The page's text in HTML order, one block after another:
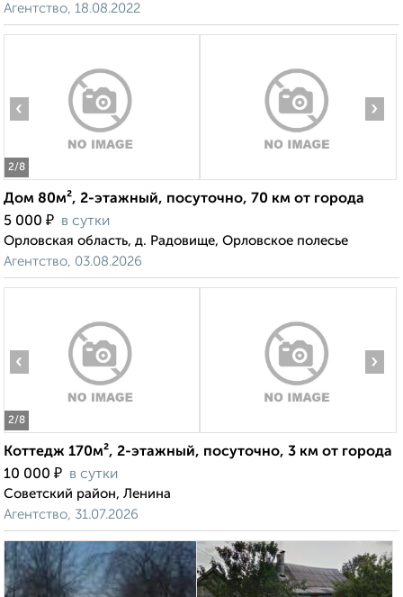
Агентство, 18.08.2022
2/8
‹ ›
Дом 80м², 2-этажный, посуточно, 70 км от города
5 000 ₽ в сутки
Орловская область, д. Радовище, Орловское полесье
Агентство, 03.08.2026
2/8
‹ ›
Коттедж 170м², 2-этажный, посуточно, 3 км от города
10 000 ₽ в сутки
Советский район, Ленина
Агентство, 31.07.2026